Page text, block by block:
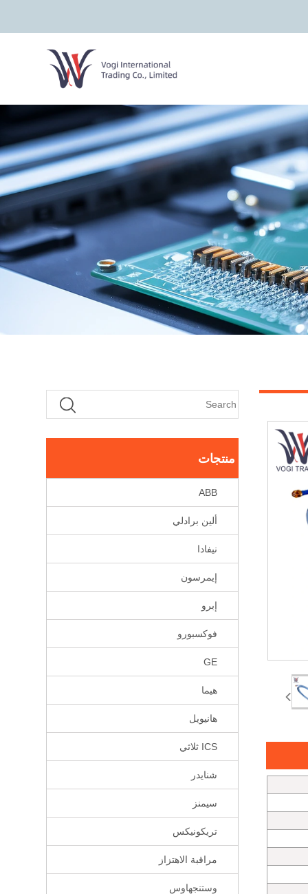
منتجات
ABB
ألين برادلي
نيفادا
إيمرسون
إبرو
فوكسبورو
GE
هيما
هانيويل
ICS ثلاثي
شنايدر
سيمنز
تريكونيكس
مراقبة الاهتزاز
وستنجهاوس